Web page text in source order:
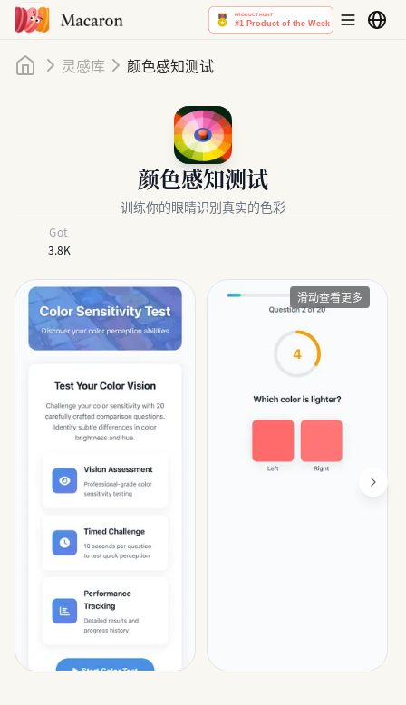
首页灵感库 颜色感知测试
颜色感知测试
训练你的眼睛识别真实的色彩
Got
3.8K
滑动查看更多